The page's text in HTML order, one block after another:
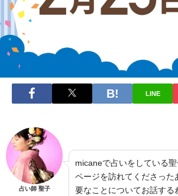
LINE
占い師 聖子
micaneで占いをしている
ページを訪れてくださった
要なことについてお話する